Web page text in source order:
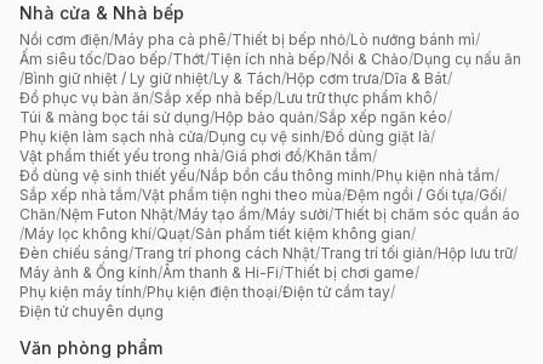
Nhà cửa & Nhà bếp
Nồi cơm điện/Máy pha cà phê/Thiết bị bếp nhỏ/Lò nướng bánh mì/
Ấm siêu tốc/Dao bếp/Thớt/Tiện ích nhà bếp/Nồi & Chảo/Dụng cụ nấu ăn
/Bình giữ nhiệt / Ly giữ nhiệt/Ly & Tách/Hộp cơm trưa/Dĩa & Bát/
Đồ phục vụ bàn ăn/Sắp xếp nhà bếp/Lưu trữ thực phẩm khô/
Túi & màng bọc tái sử dụng/Hộp bảo quản/Sắp xếp ngăn kéo/
Phụ kiện làm sạch nhà cửa/Dụng cụ vệ sinh/Đồ dùng giặt là/
Vật phẩm thiết yếu trong nhà/Giá phơi đồ/Khăn tắm/
Đồ dùng vệ sinh thiết yếu/Nắp bồn cầu thông minh/Phụ kiện nhà tắm/
Sắp xếp nhà tắm/Vật phẩm tiện nghi theo mùa/Đệm ngồi / Gối tựa/Gối/
Chăn/Nệm Futon Nhật/Máy tạo ẩm/Máy sưởi/Thiết bị chăm sóc quần áo
/Máy lọc không khí/Quạt/Sản phẩm tiết kiệm không gian/
Đèn chiếu sáng/Trang trí phong cách Nhật/Trang trí tối giản/Hộp lưu trữ/
Máy ảnh & Ống kính/Âm thanh & Hi-Fi/Thiết bị chơi game/
Phụ kiện máy tính/Phụ kiện điện thoại/Điện tử cầm tay/
Điện tử chuyên dụng
Văn phòng phẩm